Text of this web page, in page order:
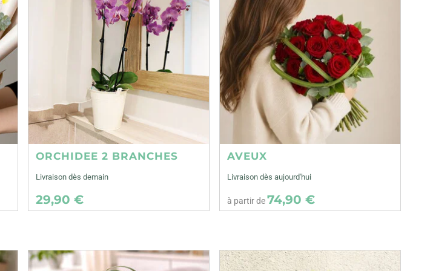
ORCHIDEE 2 BRANCHES
Livraison dès demain
29,90 €
AVEUX
Livraison dès aujourd'hui
à partir de74,90 €